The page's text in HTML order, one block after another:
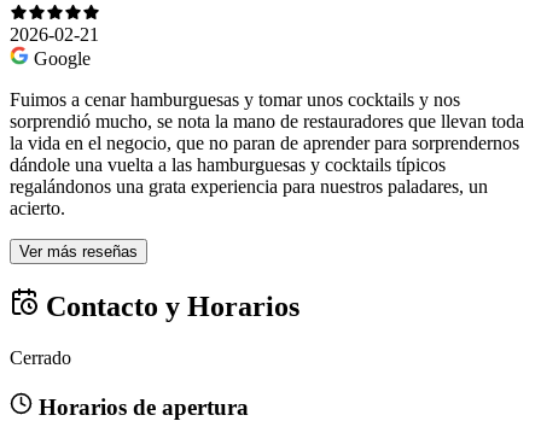
2026-02-21
Google
Fuimos a cenar hamburguesas y tomar unos cocktails y nos
sorprendió mucho, se nota la mano de restauradores que llevan toda
la vida en el negocio, que no paran de aprender para sorprendernos
dándole una vuelta a las hamburguesas y cocktails típicos
regalándonos una grata experiencia para nuestros paladares, un
acierto.
Ver más reseñas
Contacto y Horarios
Cerrado
Horarios de apertura